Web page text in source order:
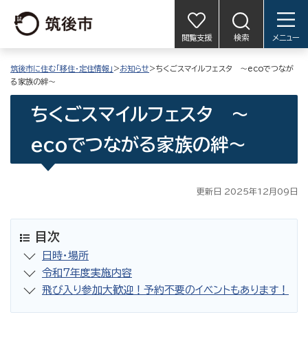
閲覧支援 検索 メニュー
筑後市に住む「移住・定住情報」 >お知らせ>ちくごスマイルフェスタ ～ecoでつなが
る家族の絆～
ちくごスマイルフェスタ ～
ecoでつながる家族の絆～
更新日 2025年12月09日
目次
日時・場所
令和7年度実施内容
飛び入り参加大歓迎！予約不要のイベントもあります！